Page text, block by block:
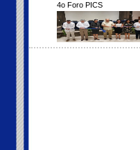
4o Foro PICS